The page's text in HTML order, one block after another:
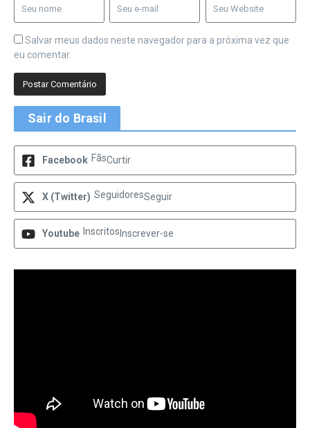
Salvar meus dados neste navegador para a próxima vez que
eu comentar.
Sair do Brasil
Facebook FãsCurtir
X (Twitter) SeguidoresSeguir
Youtube Inscritos Inscrever-se